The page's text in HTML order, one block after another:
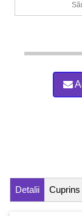
Detalii Cuprins